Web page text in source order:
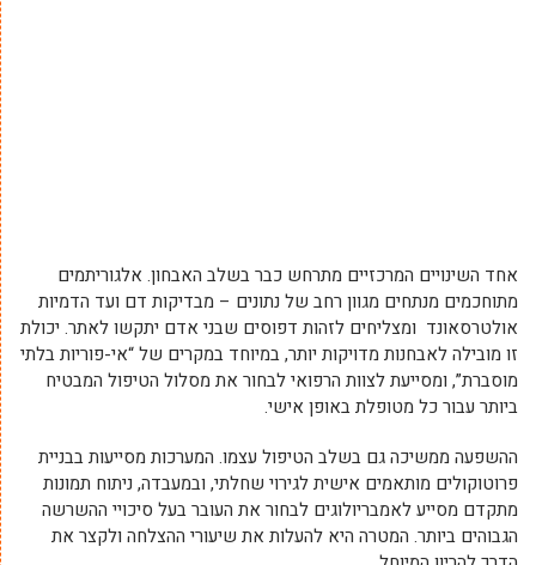
אחד השינויים המרכזיים מתרחש כבר בשלב האבחון. אלגוריתמים
מתוחכמים מנתחים מגוון רחב של נתונים – מבדיקות דם ועד הדמיות
אולטרסאונד ומצליחים לזהות דפוסים שבני אדם יתקשו לאתר. יכולת
זו מובילה לאבחנות מדויקות יותר, במיוחד במקרים של “אי-פוריות בלתי
מוסברת”, ומסייעת לצוות הרפואי לבחור את מסלול הטיפול המבטיח
ביותר עבור כל מטופלת באופן אישי.
ההשפעה ממשיכה גם בשלב הטיפול עצמו. המערכות מסייעות בבניית
פרוטוקולים מותאמים אישית לגירוי שחלתי, ובמעבדה, ניתוח תמונות
מתקדם מסייע לאמבריולוגים לבחור את העובר בעל סיכויי ההשרשה
הגבוהים ביותר. המטרה היא להעלות את שיעורי ההצלחה ולקצר את